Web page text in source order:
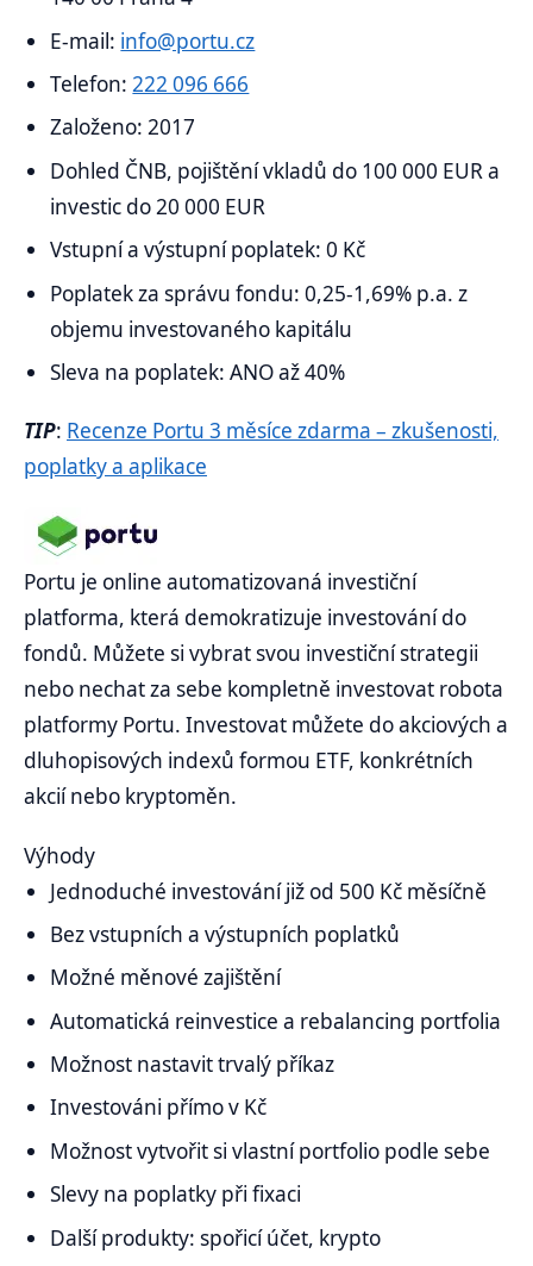
E-mail: info@portu.cz
Telefon:222 096 666
Založeno: 2017
Dohled ČNB, pojištění vkladů do 100 000 EUR a
investic do 20 000 EUR
Vstupní a výstupní poplatek: 0 Kč
Poplatek za správu fondu: 0,25-1,69% p.a. z
objemu investovaného kapitálu
Sleva na poplatek: ANO až 40%
TIP: Recenze Portu 3 měsíce zdarma – zkušenosti,
poplatky a aplikace
Portu je online automatizovaná investiční
platforma, která demokratizuje investování do
fondů. Můžete si vybrat svou investiční strategii
nebo nechat za sebe kompletně investovat robota
platformy Portu. Investovat můžete do akciových a
dluhopisových indexů formou ETF, konkrétních
akcií nebo kryptoměn.
Výhody
Jednoduché investování již od 500 Kč měsíčně
Bez vstupních a výstupních poplatků
Možné měnové zajištění
Automatická reinvestice a rebalancing portfolia
Možnost nastavit trvalý příkaz
Investováni přímo v Kč
Možnost vytvořit si vlastní portfolio podle sebe
Slevy na poplatky při fixaci
Další produkty: spořicí účet, krypto